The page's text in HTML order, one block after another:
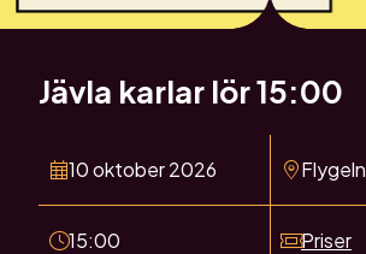
Jävla karlar lör 15:00
10 oktober 2026 Flygeln
15:00 Priser